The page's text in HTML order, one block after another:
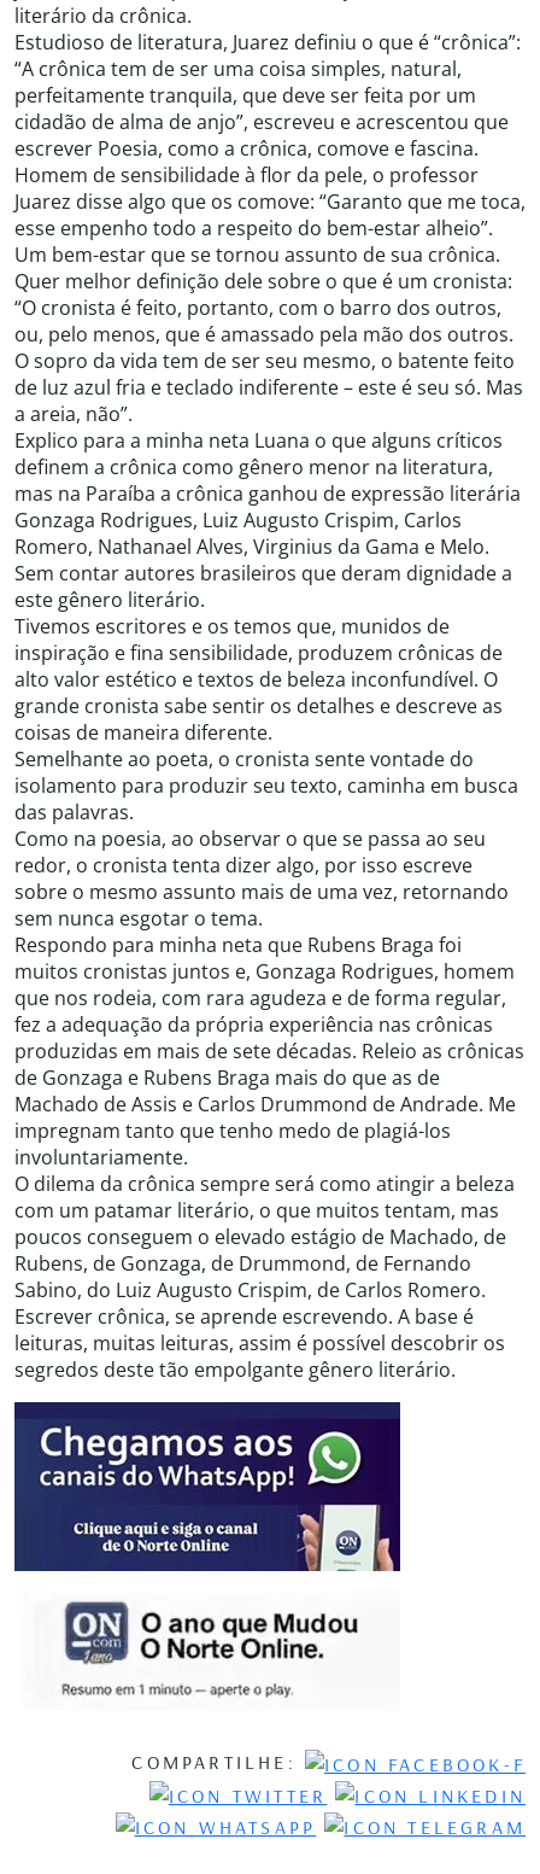
literário da crônica.
Estudioso de literatura, Juarez definiu o que é “crônica”:
“A crônica tem de ser uma coisa simples, natural,
perfeitamente tranquila, que deve ser feita por um
cidadão de alma de anjo”, escreveu e acrescentou que
escrever Poesia, como a crônica, comove e fascina.
Homem de sensibilidade à flor da pele, o professor
Juarez disse algo que os comove: “Garanto que me toca,
esse empenho todo a respeito do bem-estar alheio”.
Um bem-estar que se tornou assunto de sua crônica.
Quer melhor definição dele sobre o que é um cronista:
“O cronista é feito, portanto, com o barro dos outros,
ou, pelo menos, que é amassado pela mão dos outros.
O sopro da vida tem de ser seu mesmo, o batente feito
de luz azul fria e teclado indiferente – este é seu só. Mas
a areia, não”.
Explico para a minha neta Luana o que alguns críticos
definem a crônica como gênero menor na literatura,
mas na Paraíba a crônica ganhou de expressão literária
Gonzaga Rodrigues, Luiz Augusto Crispim, Carlos
Romero, Nathanael Alves, Virginius da Gama e Melo.
Sem contar autores brasileiros que deram dignidade a
este gênero literário.
Tivemos escritores e os temos que, munidos de
inspiração e fina sensibilidade, produzem crônicas de
alto valor estético e textos de beleza inconfundível. O
grande cronista sabe sentir os detalhes e descreve as
coisas de maneira diferente.
Semelhante ao poeta, o cronista sente vontade do
isolamento para produzir seu texto, caminha em busca
das palavras.
Como na poesia, ao observar o que se passa ao seu
redor, o cronista tenta dizer algo, por isso escreve
sobre o mesmo assunto mais de uma vez, retornando
sem nunca esgotar o tema.
Respondo para minha neta que Rubens Braga foi
muitos cronistas juntos e, Gonzaga Rodrigues, homem
que nos rodeia, com rara agudeza e de forma regular,
fez a adequação da própria experiência nas crônicas
produzidas em mais de sete décadas. Releio as crônicas
de Gonzaga e Rubens Braga mais do que as de
Machado de Assis e Carlos Drummond de Andrade. Me
impregnam tanto que tenho medo de plagiá-los
involuntariamente.
O dilema da crônica sempre será como atingir a beleza
com um patamar literário, o que muitos tentam, mas
poucos conseguem o elevado estágio de Machado, de
Rubens, de Gonzaga, de Drummond, de Fernando
Sabino, do Luiz Augusto Crispim, de Carlos Romero.
Escrever crônica, se aprende escrevendo. A base é
leituras, muitas leituras, assim é possível descobrir os
segredos deste tão empolgante gênero literário.
COMPARTILHE: